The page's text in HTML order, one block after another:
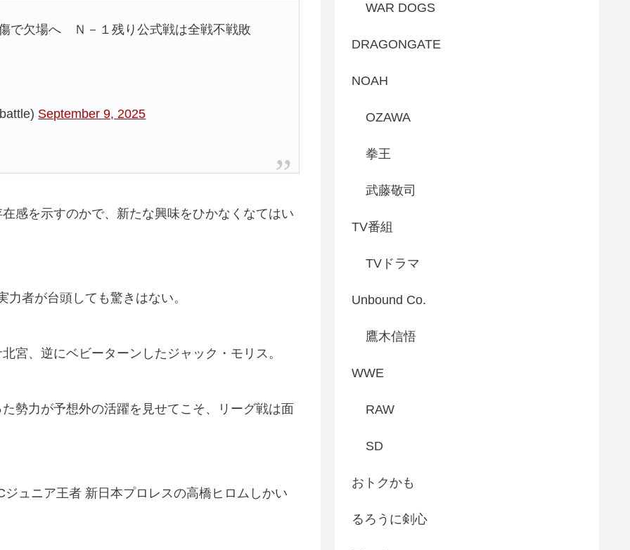
で欠場へ Ｎ－１残り公式戦は全戦不戦敗
September 9, 2025
感を示すのかで、新たな興味をひかなくなてはい
者が台頭しても驚きはない。
宮、逆にベビーターンしたジャック・モリス。
勢力が予想外の活躍を見せてこそ、リーグ戦は面
ュニア王者 新日本プロレスの高橋ヒロムしかい
WAR DOGS
DRAGONGATE
NOAH
OZAWA
拳王
武藤敬司
TV番組
TVドラマ
Unbound Co.
鷹木信悟
WWE
RAW
SD
おトクかも
るろうに剣心